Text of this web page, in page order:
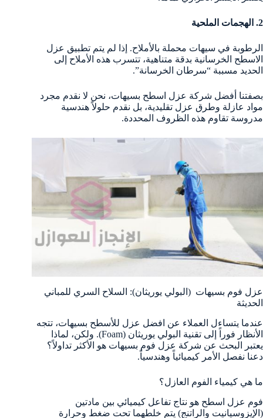
2. الهجمات الملحية
الرطوبة في سيهات محملة بالأملاح. إذا لم يتم تطبيق عزل
الاسطح الخرسانية بدقة متناهية، تتسرب هذه الأملاح إلى
الحديد مسببة “سرطان الخرسانة”.
بصفتنا أفضل شركة عزل اسطح بسيهات، نحن لا نقدم مجرد
مواد عازلة وطرق عزل تقليدية، بل نقدم حلولاً هندسية
مدروسة تقاوم هذه الظروف المحددة.
عزل فوم بسيهات (البولي يوريثان): السلاح السري للمباني
الحديثة
عندما يتساءل العملاء عن افضل عزل للأسطح بسيهات، تتجه
الأنظار فوراً إلى تقنية البولي يوريثان (Foam). ولكن، لماذا
يعتبر البحث عن شركة عزل فوم بسيهات هو الأكثر تداولاً؟
دعنا نفصل الأمر كيميائياً وهندسياً.
ما هي كيمياء الفوم العازل؟
فوم عزل اسطح هو نتاج تفاعل كيميائي بين مادتين
(الإيزوسيانيت والراتنج) يتم خلطهما تحت ضغط وحرارة